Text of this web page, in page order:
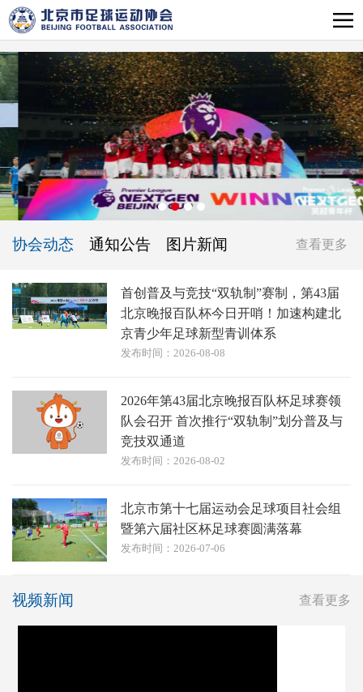
协会动态 通知公告 图片新闻 查看更多
首创普及与竞技“双轨制”赛制，第43届
北京晚报百队杯今日开哨！加速构建北
京青少年足球新型青训体系
发布时间：2026-08-08
2026年第43届北京晚报百队杯足球赛领
队会召开 首次推行“双轨制”划分普及与
竞技双通道
发布时间：2026-08-02
北京市第十七届运动会足球项目社会组
暨第六届社区杯足球赛圆满落幕
发布时间：2026-07-06
视频新闻 查看更多